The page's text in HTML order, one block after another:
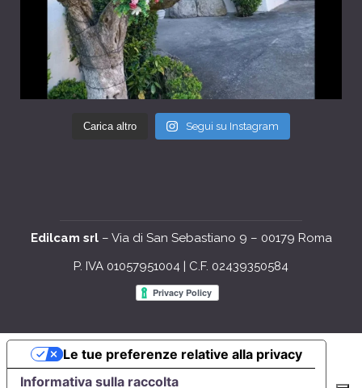
Carica altro Segui su Instagram
Edilcam srl– Via di San Sebastiano 9 – 00179 Roma
P. IVA 01057951004 | C.F. 02439350584
Informativa sulla raccolta
Le tue preferenze relative alla privacy